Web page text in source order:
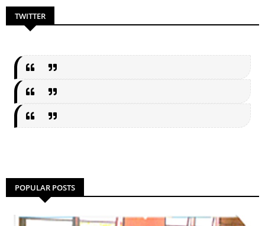
TWITTER
POPULAR POSTS